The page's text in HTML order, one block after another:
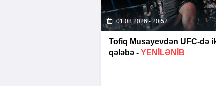
01.08.2026 - 20:52
Tofiq Musayevdən UFC-də
qələbə - YENİLƏNİB